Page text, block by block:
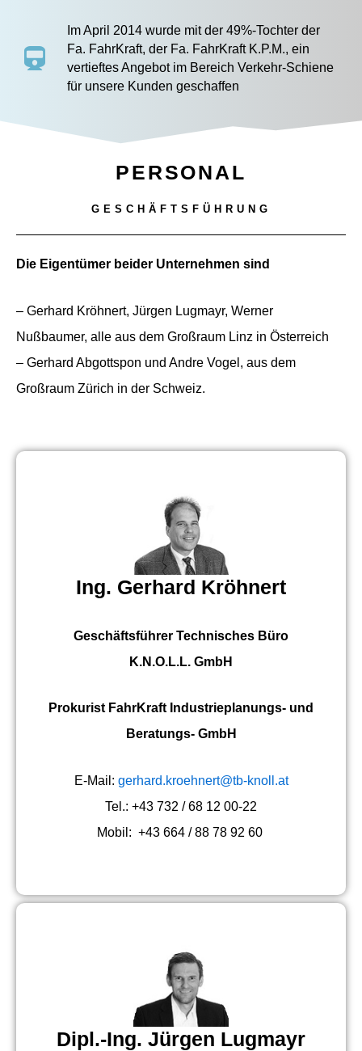
Im April 2014 wurde mit der 49%-Tochter der
Fa. FahrKraft, der Fa. FahrKraft K.P.M., ein
vertieftes Angebot im Bereich Verkehr-Schiene
für unsere Kunden geschaffen
PERSONAL
GESCHÄFTSFÜHRUNG
Die Eigentümer beider Unternehmen sind
– Gerhard Kröhnert, Jürgen Lugmayr, Werner
Nußbaumer, alle aus dem Großraum Linz in Österreich
– Gerhard Abgottspon und Andre Vogel, aus dem
Großraum Zürich in der Schweiz.
Ing. Gerhard Kröhnert
Geschäftsführer Technisches Büro
K.N.O.L.L. GmbH
Prokurist FahrKraft Industrieplanungs- und
Beratungs- GmbH
E-Mail: gerhard.kroehnert@tb-knoll.at
Tel.: +43 732 / 68 12 00-22
Mobil: +43 664 / 88 78 92 60
Dipl.-Ing. Jürgen Lugmayr